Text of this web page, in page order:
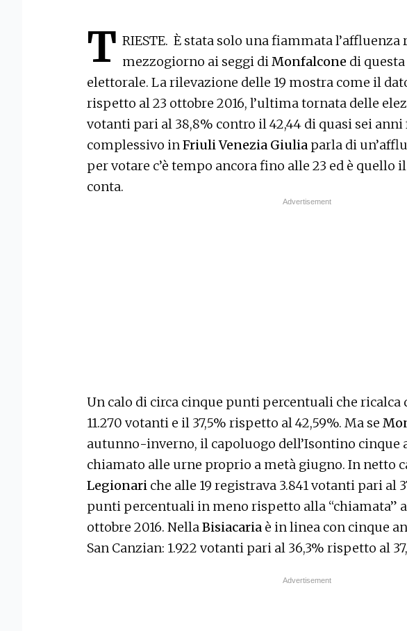
T RIESTE. È stata solo una fiammata l’affluenza
mezzogiorno ai seggi diMonfalcone di
elettorale. La rilevazione delle 19 mostra come il
rispetto al 23 ottobre 2016, l’ultima tornata delle
votanti pari al 38,8% contro il 42,44 di quasi sei anni
complessivo inFriuli Venezia Giulia parla di
per votare c’è tempo ancora fino alle 23 ed è quello
conta.
Un calo di circa cinque punti percentuali che ricalca
11.270 votanti e il 37,5% rispetto al 42,59%. Ma se
autunno-inverno, il capoluogo dell’Isontino cinque
chiamato alle urne proprio a metà giugno. In netto
Legionari che alle 19 registrava 3.841 votanti pari al
punti percentuali in meno rispetto alla “chiamata”
ottobre 2016. NellaBisiacaria è in linea con cinque
San Canzian: 1.922 votanti pari al 36,3% rispetto al